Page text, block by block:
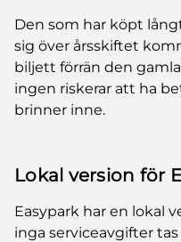
Den som har köpt
sig över årsskiftet
biljett förrän den
ingen riskerar att ha
brinner inne.
Lokal version för
Easypark har en lokal
inga serviceavgifter